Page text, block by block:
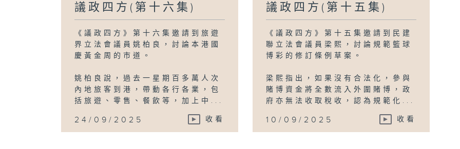
議政四方(第十六集)
《議政四方》第十六集邀請到旅遊
界立法會議員姚柏良，討論本港國
慶黃金周的市道。
姚柏良說，過去一星期百多萬人次
內地旅客到港，帶動各行各業，包
括旅遊、零售、餐飲等，加上中...
24/09/2025 收看
議政四方(第十五集)
《議政四方》第十五集邀請到民建
聯立法會議員梁熙，討論規範籃球
博彩的修訂條例草案。
梁熙指出，如果沒有合法化，參與
賭博資金將全數流入外圍賭博，政
府亦無法收取稅收，認為規範化...
10/09/2025 收看